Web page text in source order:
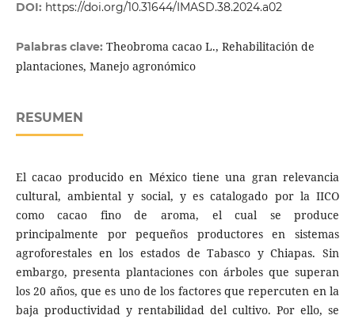
DOI: https://doi.org/10.31644/IMASD.38.2024.a02
Palabras clave: Theobroma cacao L., Rehabilitación de
plantaciones, Manejo agronómico
RESUMEN
El cacao producido en México tiene una gran relevancia
cultural, ambiental y social, y es catalogado por la IICO
como cacao fino de aroma, el cual se produce
principalmente por pequeños productores en sistemas
agroforestales en los estados de Tabasco y Chiapas. Sin
embargo, presenta plantaciones con árboles que superan
los 20 años, que es uno de los factores que repercuten en la
baja productividad y rentabilidad del cultivo. Por ello, se